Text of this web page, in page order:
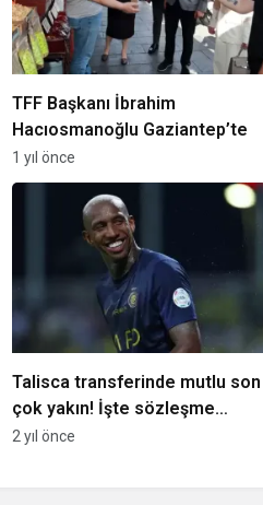
TFF Başkanı İbrahim
Hacıosmanoğlu Gaziantep’te
1 yıl önce
Talisca transferinde mutlu son
çok yakın! İşte sözleşme
detayları…
2 yıl önce